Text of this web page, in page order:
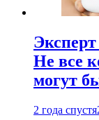
Не все
могут
2 года спустя